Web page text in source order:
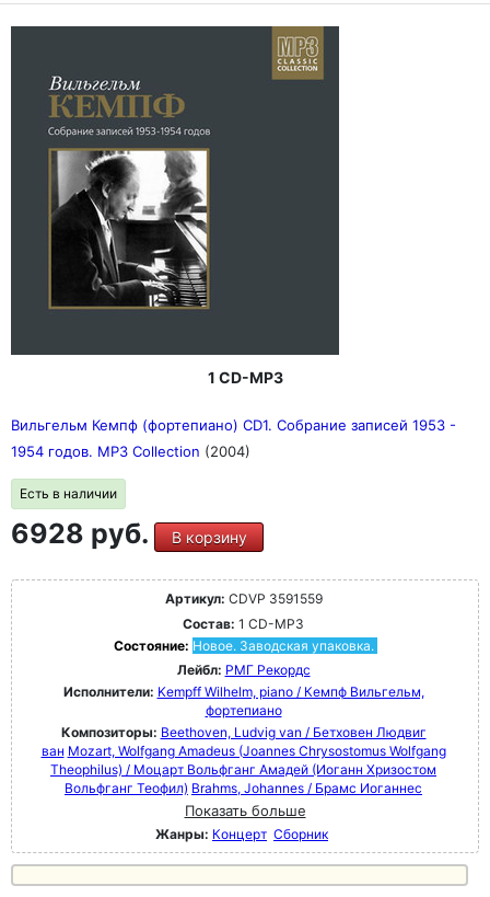
1 CD-MP3
Вильгельм Кемпф (фортепиано) CD1. Собрание записей 1953 -
1954 годов. MP3 Collection (2004)
Есть в наличии
6928 руб. В корзину
Артикул: CDVP 3591559
Состав: 1 CD-MP3
Состояние: Новое. Заводская упаковка.
Лейбл: РМГ Рекордс
Исполнители: Kempff Wilhelm, piano / Кемпф Вильгельм,
фортепиано
Композиторы: Beethoven, Ludvig van / Бетховен Людвиг
ван Mozart, Wolfgang Amadeus (Joannes Chrysostomus Wolfgang
Theophilus) / Моцарт Вольфганг Амадей (Иоганн Хризостом
Вольфганг Теофил) Brahms, Johannes / Брамс Иоганнес
Показать больше
Жанры: Концерт Сборник